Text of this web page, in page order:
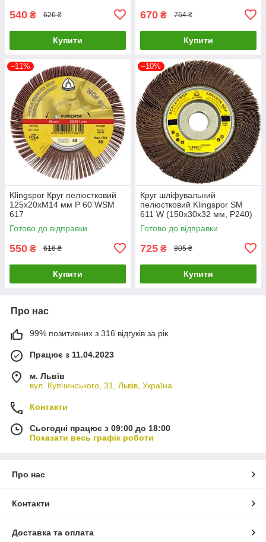
540 ₴ 626 ₴
Купити
670 ₴ 764 ₴
Купити
–11%
Klingspor Круг пелюстковий
125x20xM14 мм P 60 WSM
617
Готово до відправки
550 ₴ 616 ₴
Купити
–10%
Круг шліфувальний
пелюстковий Klingspor SM
611 W (150х30х32 мм, P240)
(354231)
Готово до відправки
725 ₴ 805 ₴
Купити
Про нас
99% позитивних з 316 відгуків за рік
Працює з 11.04.2023
м. Львів
вул. Купчинського, 31, Львів, Україна
Контакти
Сьогодні працює з 09:00 до 18:00
Показати весь графік роботи
Про нас
Контакти
Доставка та оплата